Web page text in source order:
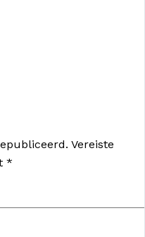
Vereiste
*